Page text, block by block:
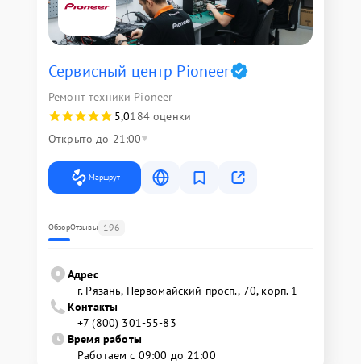
Сервисный центр Pioneer
Ремонт техники Pioneer
5,0184 оценки
Открыто до 21:00
Маршрут
ОбзорОтзывы 196
Адрес
г. Рязань, Первомайский просп., 70, корп. 1
Контакты
+7 (800) 301-55-83
Время работы
Работаем с 09:00 до 21:00